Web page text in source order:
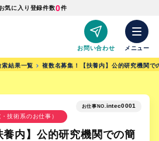
お気に入り登録件数0件
お問い合わせ メニュー
索結果一覧 複数名募集！【扶養内】公的研究機関で
お仕事NO. intec0001
技術系のお仕事）
内】公的研究機関での簡